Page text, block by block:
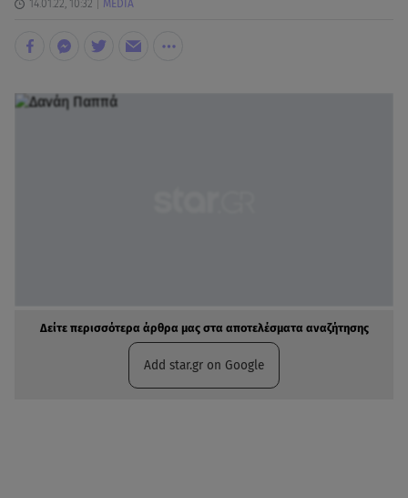
14.01.22, 10:32 MEDIA
Δείτε περισσότερα άρθρα μας στα αποτελέσματα αναζήτησης
Add star.gr on Google